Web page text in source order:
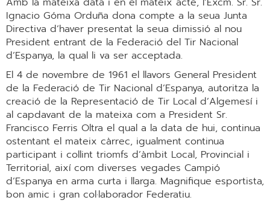
Ignacio Góma Orduña dona compte a la seua Junta
Directiva d’haver presentat la seua dimissió al nou
President entrant de la Federació del Tir Nacional
d’Espanya, la qual li va ser acceptada.
El 4 de novembre de 1961 el llavors General President
de la Federació de Tir Nacional d’Espanya, autoritza la
creació de la Representació de Tir Local d’Algemesí i
al capdavant de la mateixa com a President Sr.
Francisco Ferris Oltra el qual a la data de hui, continua
ostentant el mateix càrrec, igualment continua
participant i collint triomfs d’àmbit Local, Provincial i
Territorial, així com diverses vegades Campió
d’Espanya en arma curta i llarga. Magnifique esportista,
bon amic i gran col·laborador Federatiu.